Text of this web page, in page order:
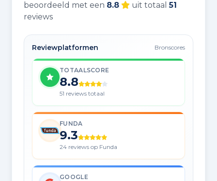
beoordeeld met een 8.8 uit totaal51
reviews
Reviewplatformen Bronscores
TOTAALSCORE
8.8
51 reviews totaal
FUNDA
9.3
24 reviews op Funda
GOOGLE